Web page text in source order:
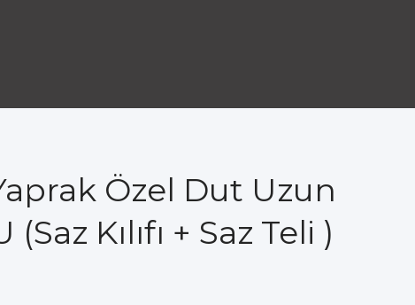
Özel Dut Uzun
Kılıfı + Saz Teli )